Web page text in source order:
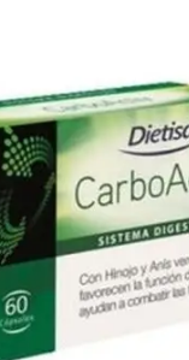
Cosmética natural
Control de peso
y defensas
Aceites esenciales